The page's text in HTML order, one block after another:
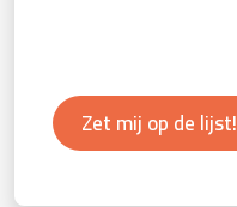
Zet mij op de lijst!